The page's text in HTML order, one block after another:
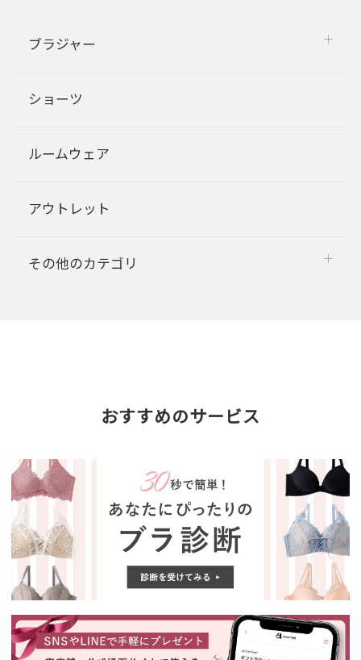
ブラジャー
ショーツ
ルームウェア
アウトレット
その他のカテゴリ
おすすめのサービス